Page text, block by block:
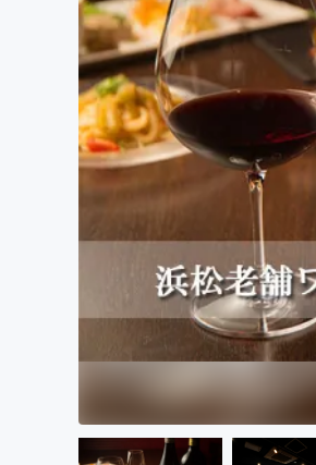
映像・映画
ビジネス・起
まちづくり